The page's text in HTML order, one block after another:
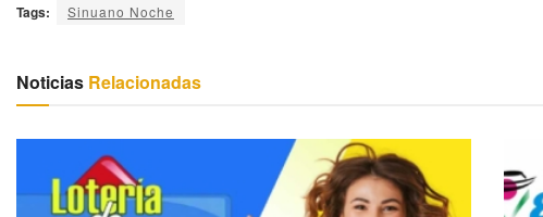
Tags: Sinuano Noche
Noticias Relacionadas